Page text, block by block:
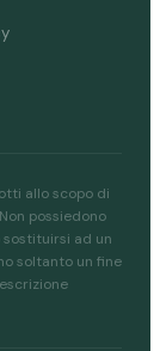
allo scopo di
possiedono
sostituirsi ad un
soltanto un fine